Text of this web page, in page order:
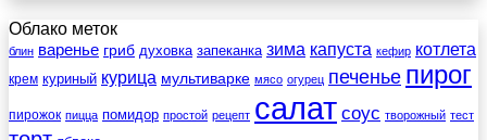
Облако меток
блин варенье гриб духовка запеканка зима капуста кефир котлета
крем куриный курица мультиварке мясо огурец печенье пирог
пирожок пицца помидор простой рецепт салат соус творожный тест